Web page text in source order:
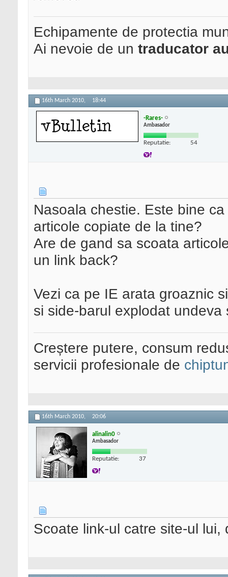
Echipamente de protectia
Ai nevoie de un traducator
16th March 2010, 18:44
-Rares-
Ambasador
Reputatie: 54
Nasoala chestie. Este bine
articole copiate de la tine?
Are de gand sa scoata
un link back?
Vezi ca pe IE arata groaznic
si side-barul explodat undeva
Creștere putere, consum
servicii profesionale de
16th March 2010, 20:06
alinalin0
Ambasador
Reputatie: 37
Scoate link-ul catre site-ul lui,